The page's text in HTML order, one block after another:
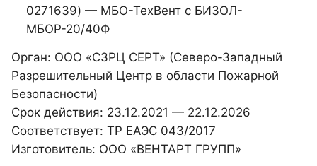
0271639) — МБО-ТехВент с БИЗОЛ-
МБОР-20/40Ф
Орган: ООО «СЗРЦ СЕРТ» (Северо-Западный
Разрешительный Центр в области Пожарной
Безопасности)
Срок действия: 23.12.2021 — 22.12.2026
Соответствует: ТР ЕАЭС 043/2017
Изготовитель: ООО «ВЕНТАРТ ГРУПП»